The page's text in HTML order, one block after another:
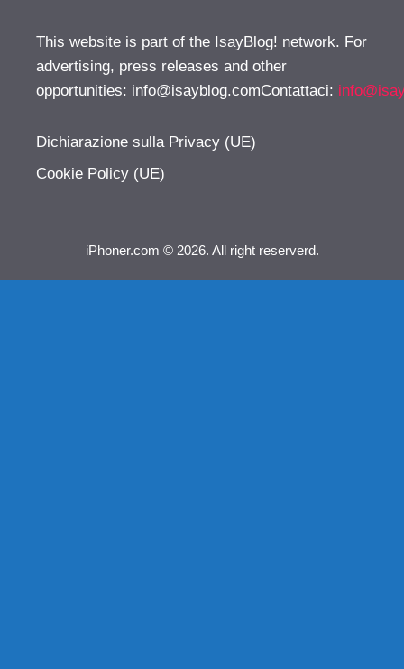
This website is part of the IsayBlog! network. For
advertising, press releases and other
opportunities: info@isayblog.comContattaci:
Dichiarazione sulla Privacy (UE)
Cookie Policy (UE)
iPhoner.com © 2026. All right reserverd.